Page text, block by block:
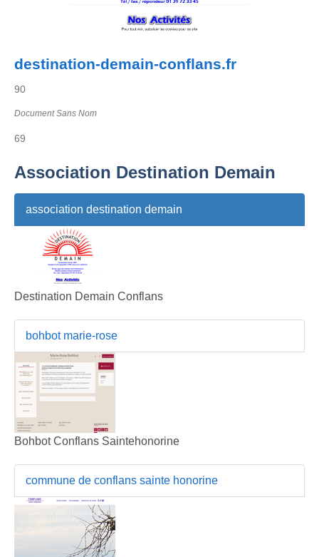
destination-demain-conflans.fr
90
Document Sans Nom
69
Association Destination Demain
association destination demain
Destination Demain Conflans
bohbot marie-rose
Bohbot Conflans Saintehonorine
commune de conflans sainte honorine